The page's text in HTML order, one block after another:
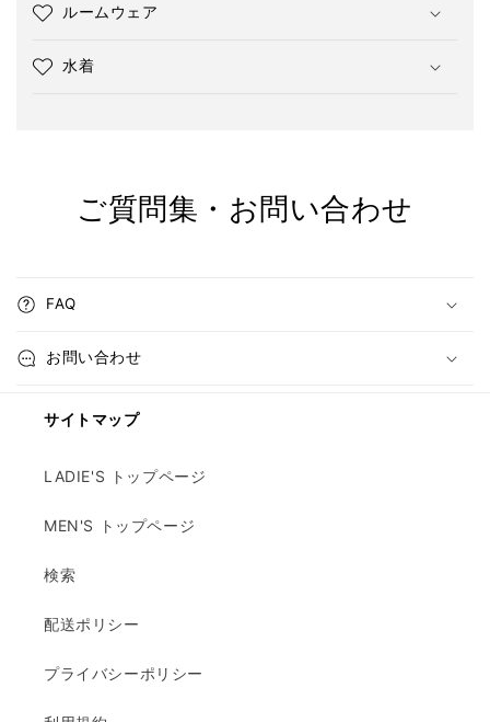
ルームウェア
水着
ご質問集・お問い合わせ
FAQ
お問い合わせ
サイトマップ
LADIE'S トップページ
MEN'S トップページ
検索
配送ポリシー
プライバシーポリシー